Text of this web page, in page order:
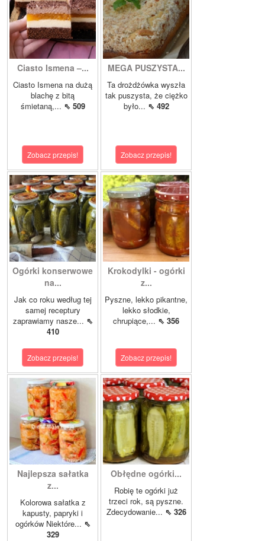
Ciasto Ismena –...
Ciasto Ismena na dużą
blachę z bitą
śmietaną,... ⇖ 509
Zobacz przepis!
MEGA PUSZYSTA...
Ta drożdżówka wyszła
tak puszysta, że ciężko
było... ⇖ 492
Zobacz przepis!
Ogórki konserwowe
na...
Jak co roku według tej
samej receptury
zaprawiamy nasze... ⇖
410
Zobacz przepis!
Krokodylki - ogórki
z...
Pyszne, lekko pikantne,
lekko słodkie,
chrupiące,... ⇖ 356
Zobacz przepis!
Najlepsza sałatka
z...
Kolorowa sałatka z
kapusty, papryki i
ogórków Niektóre... ⇖
329
Obłędne ogórki...
Robię te ogórki już
trzeci rok, są pyszne.
Zdecydowanie... ⇖ 326